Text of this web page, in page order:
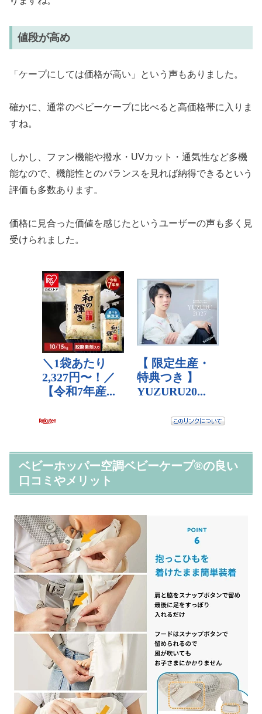
値段が高め
「ケープにしては価格が高い」という声もありました。
確かに、通常のベビーケープに比べると高価格帯に入りま
すね。
しかし、ファン機能や撥水・UVカット・通気性など多機
能なので、機能性とのバランスを見れば納得できるという
評価も多数あります。
価格に見合った価値を感じたというユーザーの声も多く見
受けられました。
ベビーホッパー空調ベビーケープ®の良い
口コミやメリット